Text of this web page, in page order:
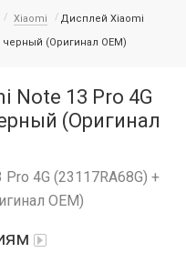
Xiaomi
Дисплей Xiaomi
черный (Оригинал OEM)
Note 13 Pro 4G
(Оригинал
4G (23117RA68G) +
OEM)